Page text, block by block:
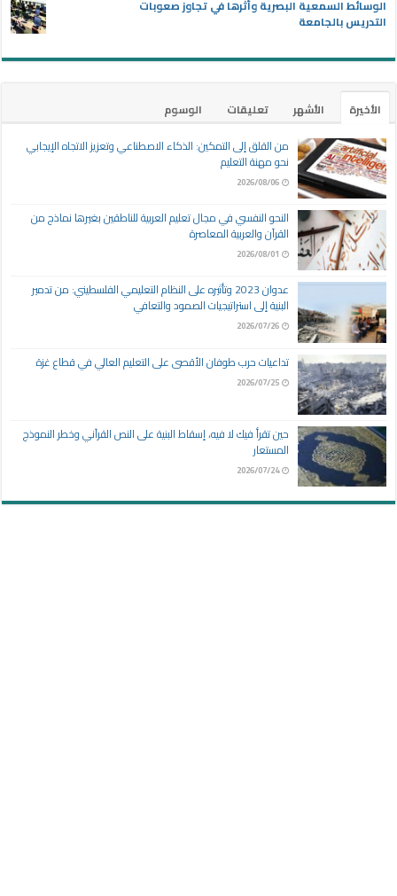
الوسائط السمعية البصرية وأثرها في تجاوز صعوبات
التدريس بالجامعة
الأخيرة الأشهر تعليقات
الوسوم
من القلق إلى التمكين: الذكاء الاصطناعي وتعزيز الاتجاه الإيجابي
نحو مهنة التعليم
2026/08/06
النحو النفسي في مجال تعليم العربية للناطقين بغيرها نماذج من
القرآن والعربية المعاصرة
2026/08/01
عدوان 2023 وتأثيره على النظام التعليمي الفلسطيني: من تدمير
البنية إلى استراتيجيات الصمود والتعافي
2026/07/26
تداعيات حرب طوفان الأقصى على التعليم العالي في قطاع غزة
2026/07/25
حين تقرأ فيك لا فيه، إسقاط البنية على النص القرآني وخطر النموذج
المستعار
2026/07/24